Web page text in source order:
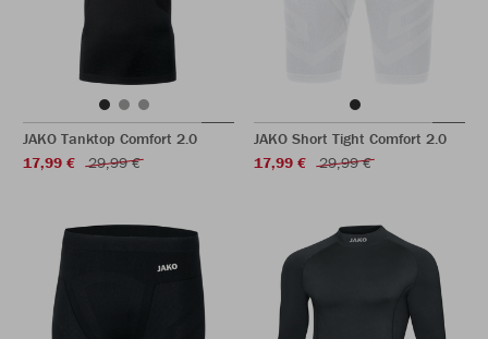
JAKO Tanktop Comfort 2.0
17,99 €
29,99 €
JAKO Short Tight Comfort 2.0
17,99 €
29,99 €